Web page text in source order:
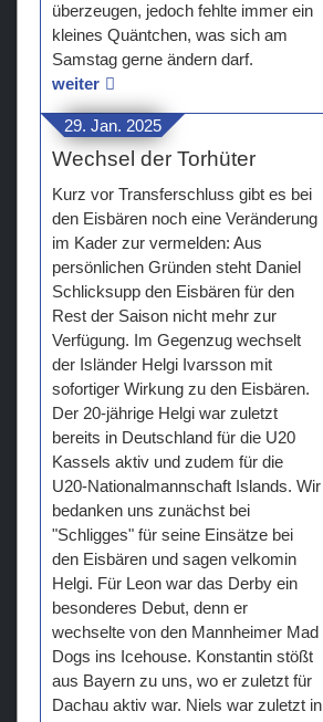
überzeugen, jedoch fehlte immer ein
kleines Quäntchen, was sich am
Samstag gerne ändern darf.
weiter
29. Jan. 2025
Wechsel der Torhüter
Kurz vor Transferschluss gibt es bei
den Eisbären noch eine Veränderung
im Kader zur vermelden: Aus
persönlichen Gründen steht Daniel
Schlicksupp den Eisbären für den
Rest der Saison nicht mehr zur
Verfügung. Im Gegenzug wechselt
der Isländer Helgi Ivarsson mit
sofortiger Wirkung zu den Eisbären.
Der 20-jährige Helgi war zuletzt
bereits in Deutschland für die U20
Kassels aktiv und zudem für die
U20-Nationalmannschaft Islands. Wir
bedanken uns zunächst bei
"Schligges" für seine Einsätze bei
den Eisbären und sagen velkomin
Helgi. Für Leon war das Derby ein
besonderes Debut, denn er
wechselte von den Mannheimer Mad
Dogs ins Icehouse. Konstantin stößt
aus Bayern zu uns, wo er zuletzt für
Dachau aktiv war. Niels war zuletzt in